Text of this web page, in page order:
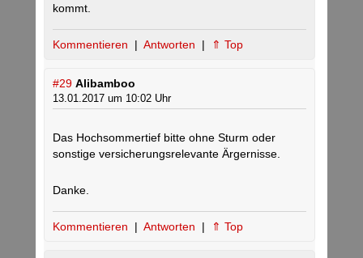
kommt.
Kommentieren | Antworten | ⇑ Top
#29 Alibamboo
13.01.2017 um 10:02 Uhr
Das Hochsommertief bitte ohne Sturm oder
sonstige versicherungsrelevante Ärgernisse.
Danke.
Kommentieren | Antworten | ⇑ Top